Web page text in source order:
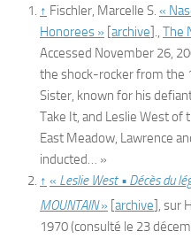
↑ Fischler, Marcelle S. «
Honorees » [archive]., The
Accessed November 26,
the shock-rocker from the
Sister, known for his
Take It, and Leslie West of
East Meadow, Lawrence
inducted… »
↑ « Leslie West • Décès du
MOUNTAIN» [archive], sur
1970(consulté le 23